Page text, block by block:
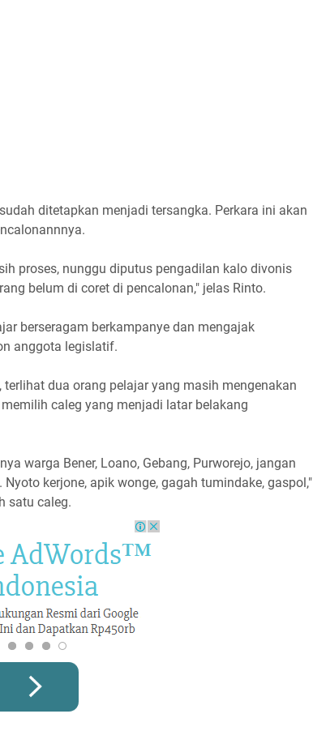
ditetapkan menjadi tersangka. Perkara ini akan
proses, nunggu diputus pengadilan kalo divonis
belum di coret di pencalonan," jelas Rinto.
berseragam berkampanye dan mengajak
anggota legislatif.
dua orang pelajar yang masih mengenakan
caleg yang menjadi latar belakang
warga Bener, Loano, Gebang, Purworejo, jangan
kerjone, apik wonge, gagah tumindake, gaspol,"
satu caleg.